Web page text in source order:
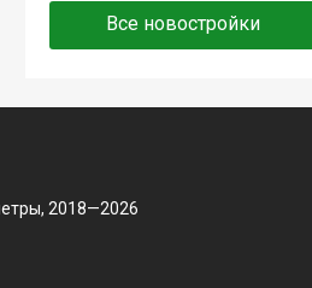
Все новостройки
2018—2026